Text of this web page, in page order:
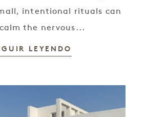
intentional rituals can
the nervous...
LEYENDO